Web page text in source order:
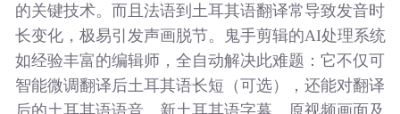
的关键技术。而且法语到土耳其语翻译常导致发音时
长变化，极易引发声画脱节。鬼手剪辑的AI处理系统
如经验丰富的编辑师，全自动解决此难题：它不仅可
智能微调翻译后土耳其语长短（可选），还能对翻译
后的土耳其语语音、新土耳其语字幕、原视频画面及